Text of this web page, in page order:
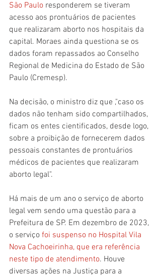
São Paulo responderem se tiveram
acesso aos prontuários de pacientes
que realizaram aborto nos hospitais da
capital. Moraes ainda questiona se os
dados foram repassados ao Conselho
Regional de Medicina do Estado de São
Paulo (Cremesp).
Na decisão, o ministro diz que ,"caso os
dados não tenham sido compartilhados,
ficam os entes cientificados, desde logo,
sobre a proibição de fornecerem dados
pessoais constantes de prontuários
médicos de pacientes que realizaram
aborto legal".
Há mais de um ano o serviço de aborto
legal vem sendo uma questão para a
Prefeitura de SP. Em dezembro de 2023,
o serviço foi suspenso no Hospital Vila
Nova Cachoeirinha, que era referência
neste tipo de atendimento. Houve
diversas ações na Justiça para a